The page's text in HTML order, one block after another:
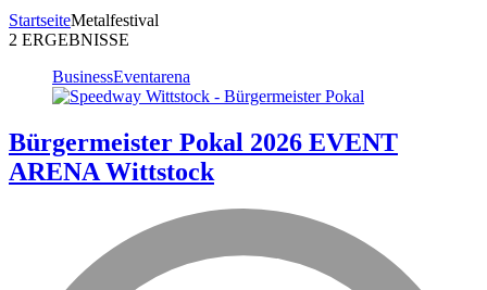
StartseiteMetalfestival
2 ERGEBNISSE
BusinessEventarena
Bürgermeister Pokal 2026 EVENT
ARENA Wittstock